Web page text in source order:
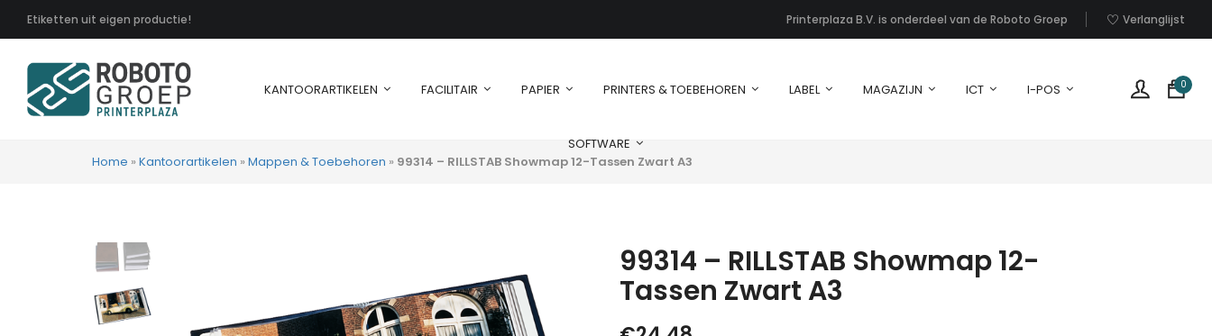
Etiketten uit eigen productie! Printerplaza B.V. is onderdeel van de Roboto Groep Verlanglijst
0
KANTOORARTIKELEN FACILITAIR PAPIER PRINTERS & TOEBEHOREN LABEL MAGAZIJN ICT I-POS
SOFTWARE
Home » Kantoorartikelen » Mappen & Toebehoren » 99314 – RILLSTAB Showmap 12-Tassen Zwart A3
99314 – RILLSTAB Showmap 12-
Tassen Zwart A3